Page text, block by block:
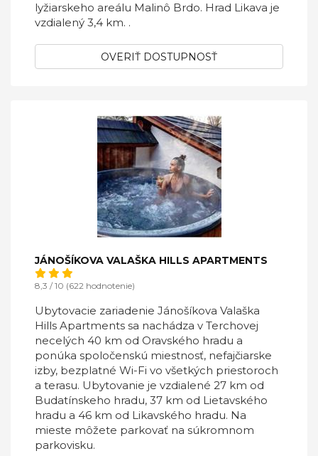
lyžiarskeho areálu Malinô Brdo. Hrad Likava je
vzdialený 3,4 km. .
OVERIŤ DOSTUPNOSŤ
JÁNOŠÍKOVA VALAŠKA HILLS APARTMENTS
8,3 / 10 (622 hodnotenie)
Ubytovacie zariadenie Jánošíkova Valaška
Hills Apartments sa nachádza v Terchovej
necelých 40 km od Oravského hradu a
ponúka spoločenskú miestnosť, nefajčiarske
izby, bezplatné Wi-Fi vo všetkých priestoroch
a terasu. Ubytovanie je vzdialené 27 km od
Budatínskeho hradu, 37 km od Lietavského
hradu a 46 km od Likavského hradu. Na
mieste môžete parkovať na súkromnom
parkovisku.